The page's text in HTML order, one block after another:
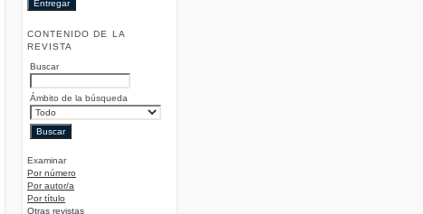
CONTENIDO DE LA
REVISTA
Buscar
Ámbito de la búsqueda
Examinar
Por número
Por autor/a
Por título
Otras revistas